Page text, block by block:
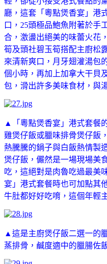
廳，這套 「粵點煲香宴」港
口，25頭極品鮑魚附著於手
合，激盪出絕美的味蕾火花
筍及頭社碧玉筍搭配主廚松
來清新爽口，月牙翅灌湯包
個小時，再加上加拿大干貝
包，滑出許多美味食材，與
▲
「粵點煲香宴」港式套餐
雞煲仔飯或臘味排骨煲仔飯
熱騰騰的鍋子與白飯熱情製
煲仔飯，儼然是一場現場美
吃，這絕對是肉魯吃過最美
宴」港式套餐時也可加點其
牛肚都好好吃唷，這個年輕
▲這是主廚煲仔飯二選一的
蒸排骨，鹹度適中的臘腸佐